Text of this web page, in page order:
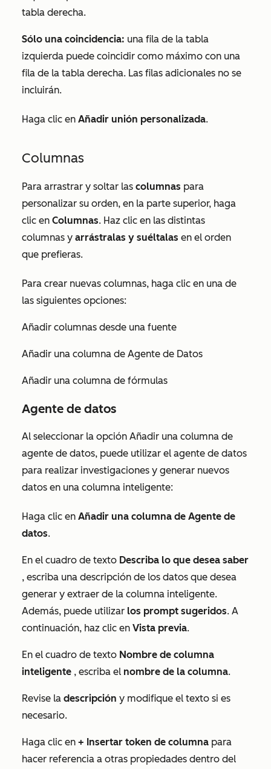
tabla derecha.
Sólo una coincidencia: una fila de la tabla
izquierda puede coincidir como máximo con una
fila de la tabla derecha. Las filas adicionales no se
incluirán.
Haga clic en Añadir unión personalizada.
Columnas
Para arrastrar y soltar las columnas para
personalizar su orden, en la parte superior, haga
clic en Columnas. Haz clic en las distintas
columnas y arrástralas y suéltalas en el orden
que prefieras.
Para crear nuevas columnas, haga clic en una de
las siguientes opciones:
Añadir columnas desde una fuente
Añadir una columna de Agente de Datos
Añadir una columna de fórmulas
Agente de datos
Al seleccionar la opción Añadir una columna de
agente de datos, puede utilizar el agente de datos
para realizar investigaciones y generar nuevos
datos en una columna inteligente:
Haga clic en Añadir una columna de Agente de
datos.
En el cuadro de texto Describa lo que desea saber
, escriba una descripción de los datos que desea
generar y extraer de la columna inteligente.
Además, puede utilizar los prompt sugeridos. A
continuación, haz clic en Vista previa.
En el cuadro de texto Nombre de columna
inteligente , escriba el nombre de la columna.
Revise la descripción y modifique el texto si es
necesario.
Haga clic en + Insertar token de columna para
hacer referencia a otras propiedades dentro del